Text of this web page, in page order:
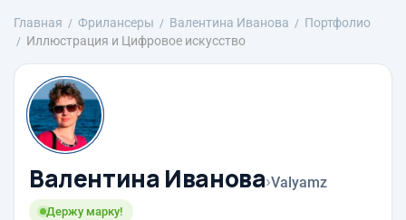
Главная Фрилансеры Валентина Иванова
Портфолио
Иллюстрация и Цифровое искусство
Валентина Иванова›Valyamz
Держу марку!